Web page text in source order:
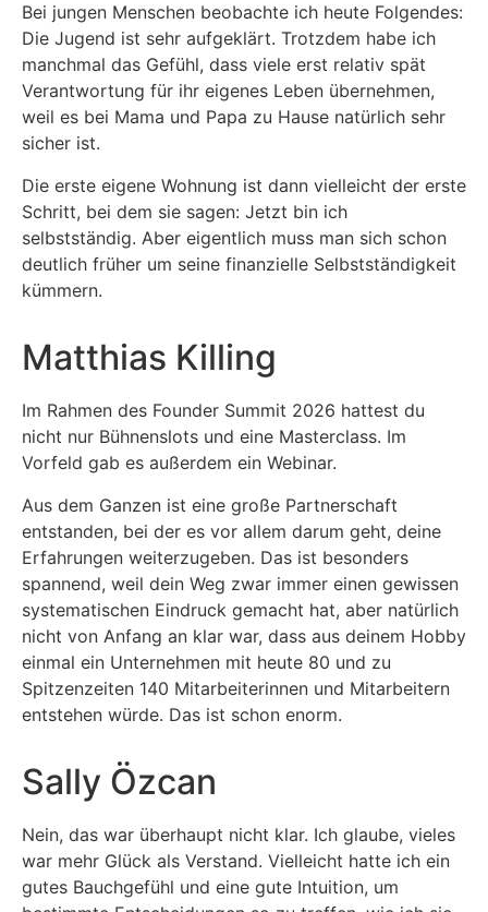
Bei jungen Menschen beobachte ich heute Folgendes:
Die Jugend ist sehr aufgeklärt. Trotzdem habe ich
manchmal das Gefühl, dass viele erst relativ spät
Verantwortung für ihr eigenes Leben übernehmen,
weil es bei Mama und Papa zu Hause natürlich sehr
sicher ist.
Die erste eigene Wohnung ist dann vielleicht der erste
Schritt, bei dem sie sagen: Jetzt bin ich
selbstständig. Aber eigentlich muss man sich schon
deutlich früher um seine finanzielle Selbstständigkeit
kümmern.
Matthias Killing
Im Rahmen des Founder Summit 2026 hattest du
nicht nur Bühnenslots und eine Masterclass. Im
Vorfeld gab es außerdem ein Webinar.
Aus dem Ganzen ist eine große Partnerschaft
entstanden, bei der es vor allem darum geht, deine
Erfahrungen weiterzugeben. Das ist besonders
spannend, weil dein Weg zwar immer einen gewissen
systematischen Eindruck gemacht hat, aber natürlich
nicht von Anfang an klar war, dass aus deinem Hobby
einmal ein Unternehmen mit heute 80 und zu
Spitzenzeiten 140 Mitarbeiterinnen und Mitarbeitern
entstehen würde. Das ist schon enorm.
Sally Özcan
Nein, das war überhaupt nicht klar. Ich glaube, vieles
war mehr Glück als Verstand. Vielleicht hatte ich ein
gutes Bauchgefühl und eine gute Intuition, um